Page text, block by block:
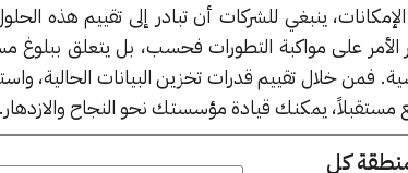
ينبغي للشركات أن تبادر إلى تقييم هذه الحلول
الأمر على مواكبة التطورات فحسب، بل يتعلق ببلوغ
فمن خلال تقييم قدرات تخزين البيانات
مستقبلاً، يمكنك قيادة مؤسستك نحو النجاح والازدهار.
كل